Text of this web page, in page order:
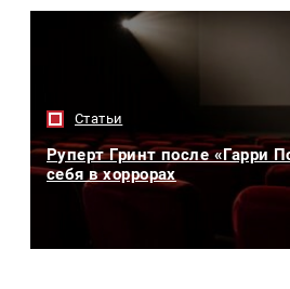
Статьи
Руперт Гринт после «Гарри
себя в хоррорах